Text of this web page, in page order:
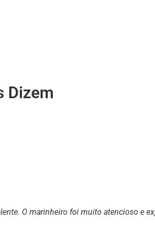
Dizem
O marinheiro foi muito atencioso e